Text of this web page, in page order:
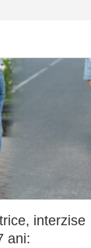
interzise
ani: